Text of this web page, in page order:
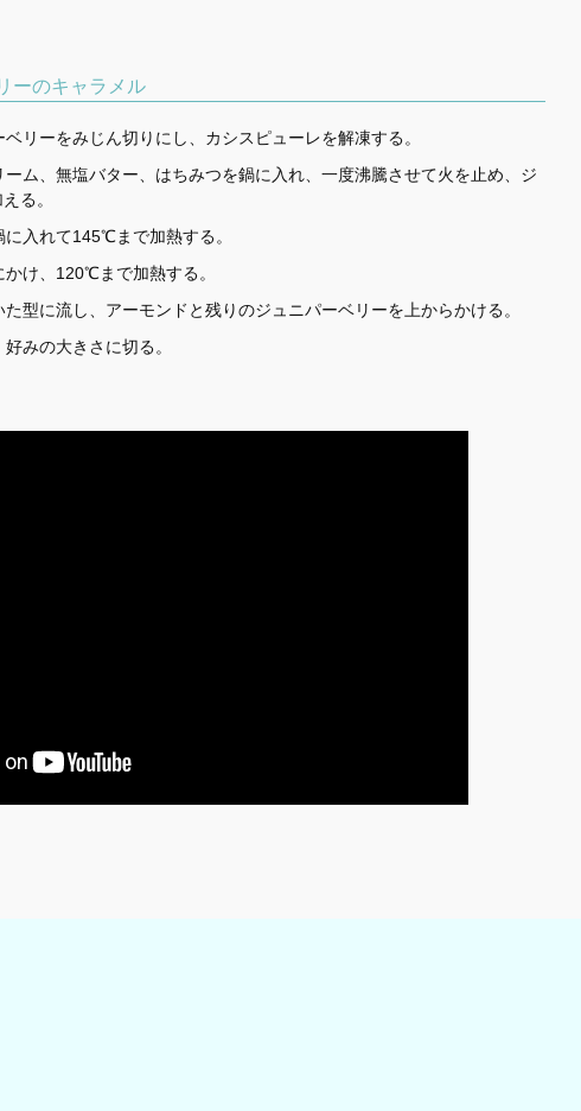
ーのキャラメル
リーをみじん切りにし、カシスピューレを解凍する。
ム、無塩バター、はちみつを鍋に入れ、一度沸騰させて火を止め、ジ
る。
入れて145℃まで加熱する。
け、120℃まで加熱する。
型に流し、アーモンドと残りのジュニパーベリーを上からかける。
みの大きさに切る。